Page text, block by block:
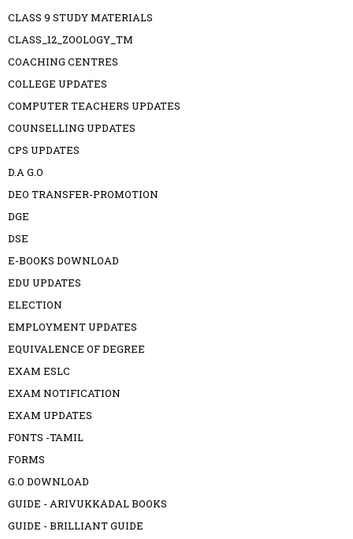
CLASS 9 STUDY MATERIALS
CLASS_12_ZOOLOGY_TM
COACHING CENTRES
COLLEGE UPDATES
COMPUTER TEACHERS UPDATES
COUNSELLING UPDATES
CPS UPDATES
D.A G.O
DEO TRANSFER-PROMOTION
DGE
DSE
E-BOOKS DOWNLOAD
EDU UPDATES
ELECTION
EMPLOYMENT UPDATES
EQUIVALENCE OF DEGREE
EXAM ESLC
EXAM NOTIFICATION
EXAM UPDATES
FONTS -TAMIL
FORMS
G.O DOWNLOAD
GUIDE - ARIVUKKADAL BOOKS
GUIDE - BRILLIANT GUIDE